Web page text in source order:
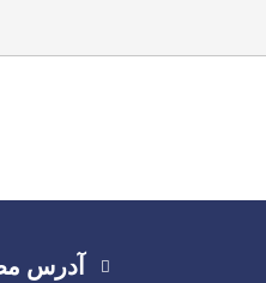
آدرس